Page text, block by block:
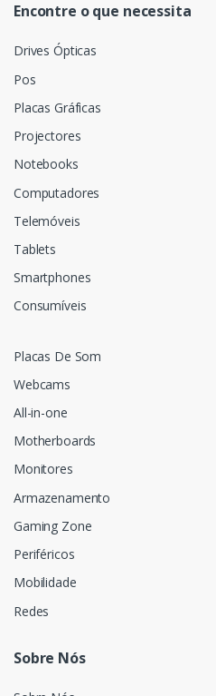
Encontre o que necessita
Drives Ópticas
Pos
Placas Gráficas
Projectores
Notebooks
Computadores
Telemóveis
Tablets
Smartphones
Consumíveis
Placas De Som
Webcams
All-in-one
Motherboards
Monitores
Armazenamento
Gaming Zone
Periféricos
Mobilidade
Redes
Sobre Nós